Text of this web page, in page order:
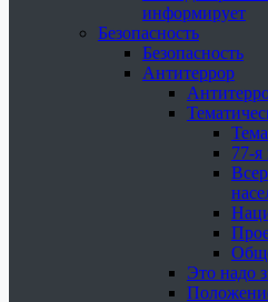
информирует
Безопасность
Безопасность
Антитеррор
77-
Это надо